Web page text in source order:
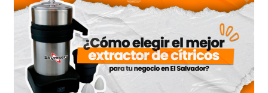
el
mejor
extractor
cítricos
para